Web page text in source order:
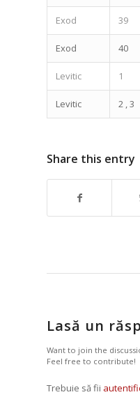
Exod 39
Exod 40
Levitic 1
Levitic 2 , 3
Share this entry
Lasă un
Want to join the
Feel free to contribute!
Trebuie să fii